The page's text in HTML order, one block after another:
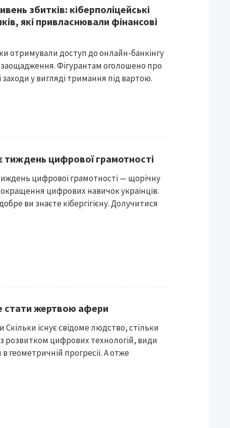
збитків: кіберполіцейські
які привласнювали фінансові
отримували доступ до онлайн-банкінгу
Фігурантам оголошено про
заходи у вигляді тримання під вартою.
тиждень цифрової грамотності
цифрової грамотності — щорічну
цифрових навичок українців.
ви знаєте кібергігієну. Долучитися
стати жертвою афери
Скільки існує свідоме людство, стільки
розвитком цифрових технологій, види
геометричній прогресії. А отже